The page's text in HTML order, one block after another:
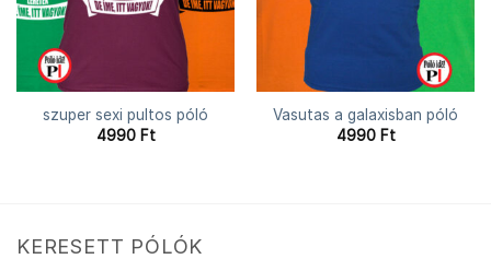
szuper sexi pultos póló
4990 Ft
Vasutas a galaxisban póló
4990 Ft
KERESETT PÓLÓK